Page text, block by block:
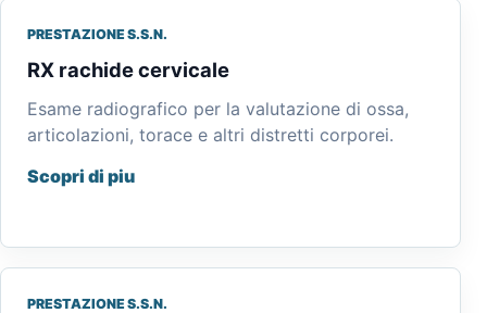
PRESTAZIONE S.S.N.
RX rachide cervicale
Esame radiografico per la valutazione di ossa,
articolazioni, torace e altri distretti corporei.
Scopri di piu
PRESTAZIONE S.S.N.